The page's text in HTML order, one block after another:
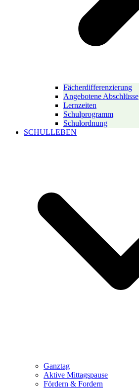
Fächerdifferenzierung
Angebotene Abschlüsse
Lernzeiten
Schulprogramm
Schulordnung
SCHULLEBEN
Ganztag
Aktive Mittagspause
Fördern & Fordern